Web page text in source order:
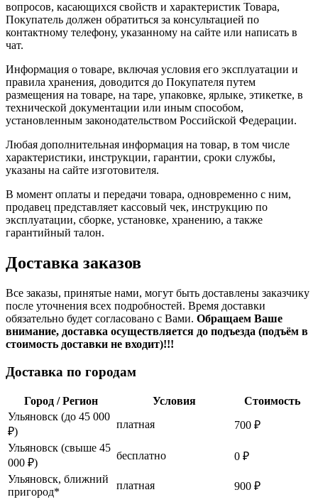
вопросов, касающихся свойств и характеристик Товара,
Покупатель должен обратиться за консультацией по
контактному телефону, указанному на сайте или написать в
чат.
Информация о товаре, включая условия его эксплуатации и
правила хранения, доводится до Покупателя путем
размещения на товаре, на таре, упаковке, ярлыке, этикетке, в
технической документации или иным способом,
установленным законодательством Российской Федерации.
Любая дополнительная информация на товар, в том числе
характеристики, инструкции, гарантии, сроки службы,
указаны на сайте изготовителя.
В момент оплаты и передачи товара, одновременно с ним,
продавец представляет кассовый чек, инструкцию по
эксплуатации, сборке, установке, хранению, а также
гарантийный талон.
Доставка заказов
Все заказы, принятые нами, могут быть доставлены заказчику
после уточнения всех подробностей. Время доставки
обязательно будет согласовано с Вами. Обращаем Ваше
внимание, доставка осуществляется до подъезда (подъём в
стоимость доставки не входит)!!!
Доставка по городам
Город / Регион Условия
Стоимость
Ульяновск (до 45 000
₽)
платная
700 ₽
Ульяновск (свыше 45
000 ₽)
бесплатно
0 ₽
Ульяновск, ближний
пригород*
платная
900 ₽